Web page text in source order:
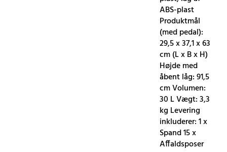
ABS-plast
Produktmål
(med pedal):
29,5 x 37,1 x 63
cm (L x B x H)
Højde med
åbent låg: 91,5
cm Volumen:
30 L Vægt: 3,3
kg Levering
inkluderer: 1 x
Spand 15 x
Affaldsposer